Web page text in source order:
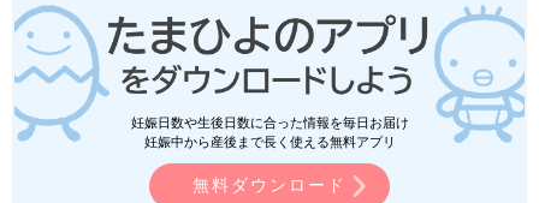
い、きれいなおしりを保ってあげられるといいですね。（文／ひ
よこクラブ編集部）
監修／横田俊一郎 先生
妊娠日数や生後日数に合った情報を毎日お届け
妊娠中から産後まで長く使える無料アプリ
無料ダウンロード